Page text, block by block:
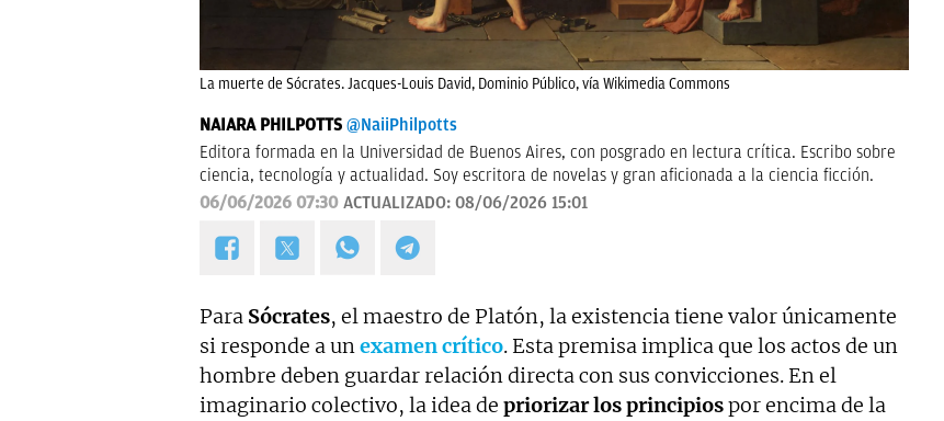
La muerte de Sócrates. Jacques-Louis David, Dominio Público, vía Wikimedia Commons
NAIARA PHILPOTTS @NaiiPhilpotts
Editora formada en la Universidad de Buenos Aires, con posgrado en lectura crítica. Escribo sobre
ciencia, tecnología y actualidad. Soy escritora de novelas y gran aficionada a la ciencia ficción.
06/06/2026 07:30 ACTUALIZADO: 08/06/2026 15:01
Para Sócrates, el maestro de Platón, la existencia tiene valor únicamente
si responde a unexamen crítico. Esta premisa implica que los actos de un
hombre deben guardar relación directa con sus convicciones. En el
imaginario colectivo, la idea de priorizar los principiospor encima de la